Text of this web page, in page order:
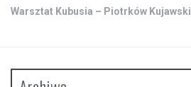
Warsztat Kubusia – Piotrków Kujawski